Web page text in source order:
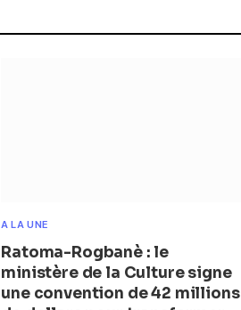
A LA UNE
Ratoma-Rogbanè : le
ministère de la Culture signe
une convention de 42 millions